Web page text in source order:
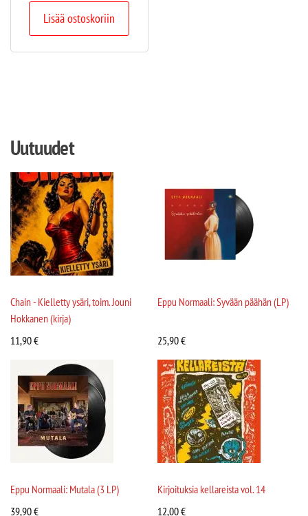
Lisää ostoskoriin
Uutuudet
Chain - Kielletty ysäri, toim. Jouni
Hokkanen (kirja)
11,90€
Eppu Normaali: Syvään päähän (LP)
25,90€
Eppu Normaali: Mutala (3 LP)
39,90€
Kirjoituksia kellareista vol. 14
12,00€